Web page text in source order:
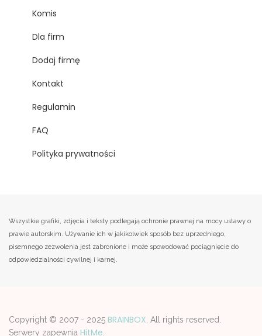
Komis
Dla firm
Dodaj firmę
Kontakt
Regulamin
FAQ
Polityka prywatności
Wszystkie grafiki, zdjęcia i teksty podlegają ochronie prawnej na mocy ustawy o
prawie autorskim. Używanie ich w jakikolwiek sposób bez uprzedniego,
pisemnego zezwolenia jest zabronione i może spowodować pociągnięcie do
odpowiedzialności cywilnej i karnej.
Copyright © 2007 - 2025 BRAINBOX. All rights reserved.
Serwery zapewnia HitMe.